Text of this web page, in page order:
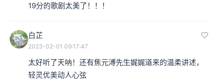
19分的歌剧太美了！！！
白芷
2023-02-01 09:17:47
太好听了天呐！还有焦元溥先生娓娓道来的温柔讲述，
轻灵优美动人心弦